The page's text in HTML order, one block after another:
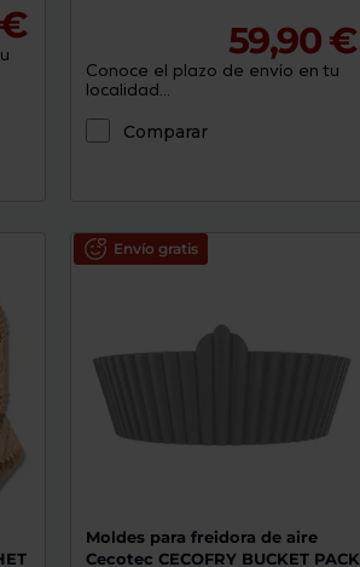
59,90 €
Conoce el plazo de envío en tu
localidad...
Comparar
Envío gratis
Moldes para freidora de aire
Cecotec CECOFRY BUCKET PACK